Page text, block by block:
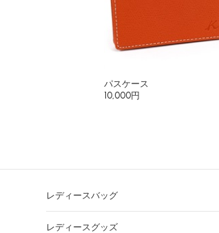
パスケース
10,000円
レディースバッグ
レディースグッズ